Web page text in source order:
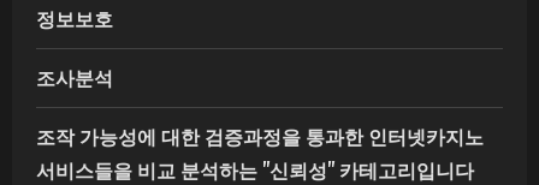
정보보호
조사분석
조작 가능성에 대한 검증과정을 통과한 인터넷카지노
서비스들을 비교 분석하는 "신뢰성" 카테고리입니다